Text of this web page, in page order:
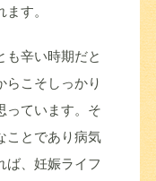
す。
も辛い時期だと
らこそしっかり
っています。そ
ことであり病気
ば、妊娠ライフ